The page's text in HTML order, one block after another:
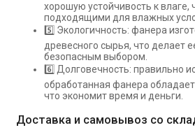
хорошую устойчивость к влаге,
подходящими для влажных
5️⃣ Экологичность: фанера
древесного сырья, что делает
безопасным выбором.
6️⃣ Долговечность: правильно
обработанная фанера
что экономит время и деньги.
Доставка и самовывоз со